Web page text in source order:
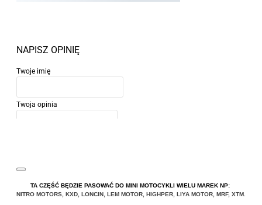
NAPISZ OPINIĘ
Twoje imię
Twoja opinia
Uwaga:HTML nie jest przetłumaczalny!
Ocena
TA CZĘŚĆ BĘDZIE PASOWAĆ DO MINI MOTOCYKLI WIELU MAREK NP:
NITRO MOTORS KXD LONCIN LEM MOTOR HIGHPER LIYA MOTOR MRF, XTM